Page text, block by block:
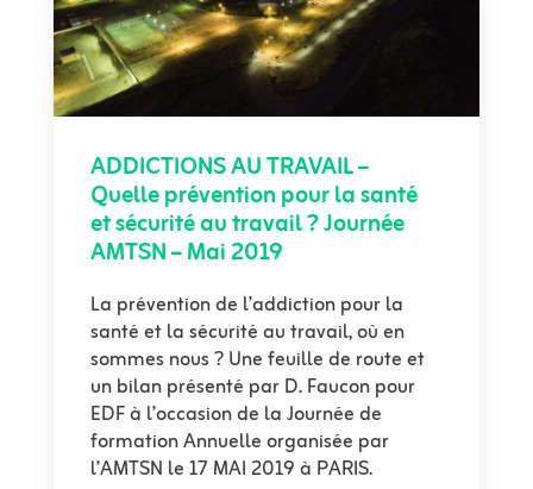
ADDICTIONS AU TRAVAIL –
Quelle prévention pour la santé
et sécurité au travail ? Journée
AMTSN – Mai 2019
La prévention de l’addiction pour la
santé et la sécurité au travail, où en
sommes nous ? Une feuille de route et
un bilan présenté par D. Faucon pour
EDF à l’occasion de la Journée de
formation Annuelle organisée par
l’AMTSN le 17 MAI 2019 à PARIS.